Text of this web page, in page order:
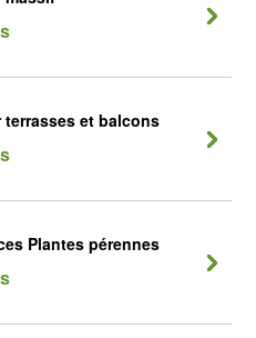
terrasses et balcons
Plantes pérennes